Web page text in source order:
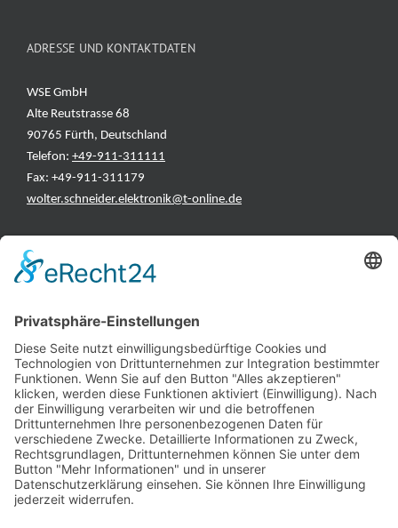
ADRESSE UND KONTAKTDATEN
WSE GmbH
Alte Reutstrasse 68
90765 Fürth, Deutschland
Telefon: +49-911-311111
Fax: +49-911-311179
wolter.schneider.elektronik@t-online.de
INFORMATIONEN
Hersteller
Fehlerliste
Impressum
Datenschutzerklärung